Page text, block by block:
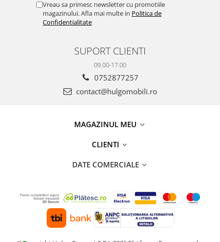
Vreau sa primesc newsletter cu promotiile
magazinului. Afla mai multe in Politica de
Confidentialitate
SUPORT CLIENTI
09.00-17.00
0752877257
contact@hulgomobili.ro
MAGAZINUL MEU
CLIENTI
DATE COMERCIALE